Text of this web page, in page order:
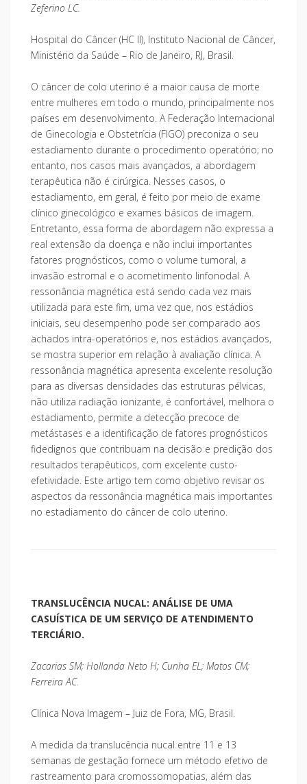
Zeferino LC.
Hospital do Câncer (HC II), Instituto Nacional de Câncer,
Ministério da Saúde – Rio de Janeiro, RJ, Brasil.
O câncer de colo uterino é a maior causa de morte
entre mulheres em todo o mundo, principalmente nos
países em desenvolvimento. A Federação Internacional
de Ginecologia e Obstetrícia (FIGO) preconiza o seu
estadiamento durante o procedimento operatório; no
entanto, nos casos mais avançados, a abordagem
terapêutica não é cirúrgica. Nesses casos, o
estadiamento, em geral, é feito por meio de exame
clínico ginecológico e exames básicos de imagem.
Entretanto, essa forma de abordagem não expressa a
real extensão da doença e não inclui importantes
fatores prognósticos, como o volume tumoral, a
invasão estromal e o acometimento linfonodal. A
ressonância magnética está sendo cada vez mais
utilizada para este fim, uma vez que, nos estádios
iniciais, seu desempenho pode ser comparado aos
achados intra-operatórios e, nos estádios avançados,
se mostra superior em relação à avaliação clínica. A
ressonância magnética apresenta excelente resolução
para as diversas densidades das estruturas pélvicas,
não utiliza radiação ionizante, é confortável, melhora o
estadiamento, permite a detecção precoce de
metástases e a identificação de fatores prognósticos
fidedignos que contribuam na decisão e predição dos
resultados terapêuticos, com excelente custo-
efetividade. Este artigo tem como objetivo revisar os
aspectos da ressonância magnética mais importantes
no estadiamento do câncer de colo uterino.
TRANSLUCÊNCIA NUCAL: ANÁLISE DE UMA
CASUÍSTICA DE UM SERVIÇO DE ATENDIMENTO
TERCIÁRIO.
Zacarias SM; Hollanda Neto H; Cunha EL; Matos CM;
Ferreira AC.
Clínica Nova Imagem – Juiz de Fora, MG, Brasil.
A medida da translucência nucal entre 11 e 13
semanas de gestação fornece um método efetivo de
rastreamento para cromossomopatias, além das